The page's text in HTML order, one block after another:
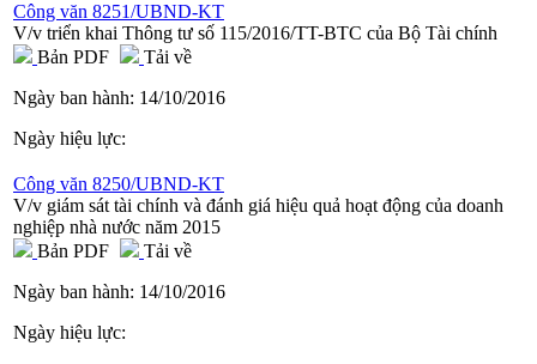
Công văn 8251/UBND-KT
V/v triển khai Thông tư số 115/2016/TT-BTC của Bộ Tài chính
Bản PDF
Tải về
Ngày ban hành: 14/10/2016
Ngày hiệu lực:
Công văn 8250/UBND-KT
V/v giám sát tài chính và đánh giá hiệu quả hoạt động của doanh
nghiệp nhà nước năm 2015
Bản PDF
Tải về
Ngày ban hành: 14/10/2016
Ngày hiệu lực: